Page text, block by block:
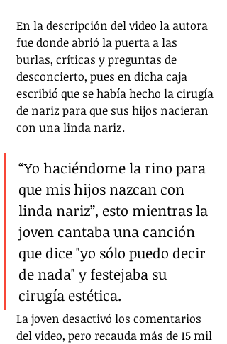
En la descripción del video la autora
fue donde abrió la puerta a las
burlas, críticas y preguntas de
desconcierto, pues en dicha caja
escribió que se había hecho la cirugía
de nariz para que sus hijos nacieran
con una linda nariz.
“Yo haciéndome la rino para
que mis hijos nazcan con
linda nariz”, esto mientras la
joven cantaba una canción
que dice "yo sólo puedo decir
de nada" y festejaba su
cirugía estética.
La joven desactivó los comentarios
del video, pero recauda más de 15 mil